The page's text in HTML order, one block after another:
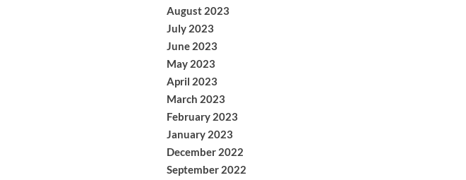
August 2023
July 2023
June 2023
May 2023
April 2023
March 2023
February 2023
January 2023
December 2022
September 2022